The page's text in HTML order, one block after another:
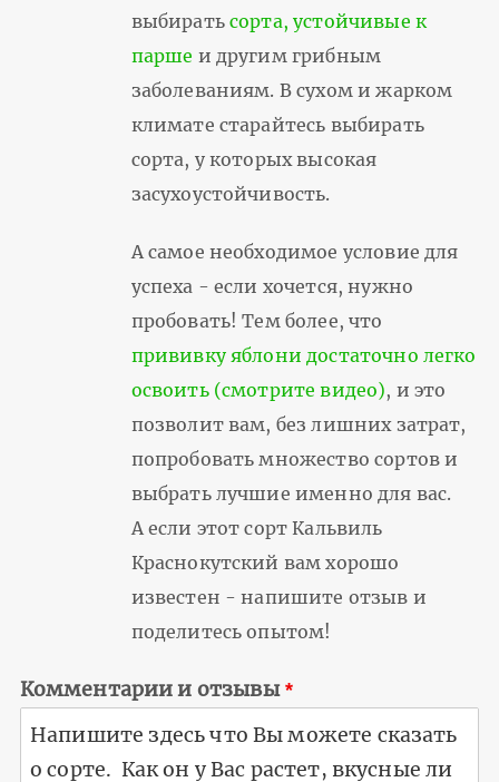
выбиратьсорта, устойчивые к
парше и другим грибным
заболеваниям. В сухом и жарком
климате старайтесь выбирать
сорта, у которых высокая
засухоустойчивость.
А самое необходимое условие для
успеха - если хочется, нужно
пробовать! Тем более, что
прививку яблони достаточно легко
освоить (смотрите видео), и это
позволит вам, без лишних затрат,
попробовать множество сортов и
выбрать лучшие именно для вас.
А если этот сорт Кальвиль
Краснокутский вам хорошо
известен - напишите отзыв и
поделитесь опытом!
Комментарии и отзывы